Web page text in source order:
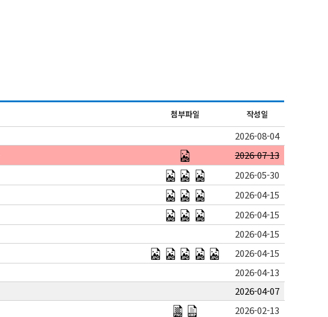
첨부파일 작성일
2026-08-04
2026-07-13
2026-05-30
2026-04-15
2026-04-15
2026-04-15
2026-04-15
2026-04-13
2026-04-07
2026-02-13